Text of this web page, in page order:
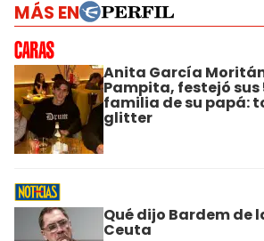
MÁS EN
Anita García
Pampita, festejó sus
familia de su papá:
glitter
Qué dijo Bardem de
Ceuta